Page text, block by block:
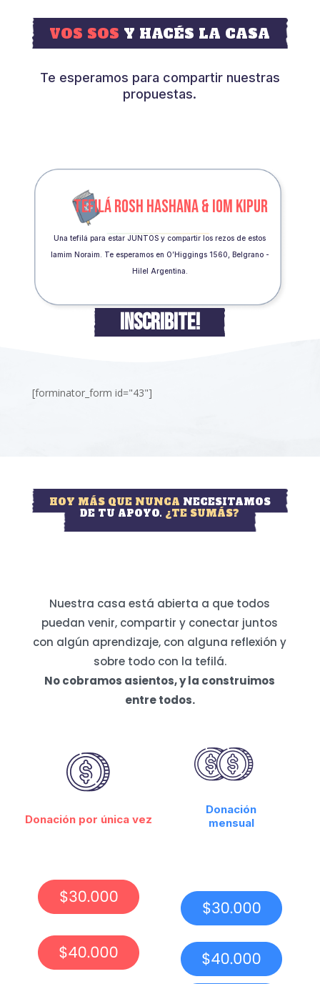
VOS SOS Y HACÉS LA CASA
Te esperamos para compartir nuestras
propuestas.
TEFILÁ ROSH HASHANA & IOM KIPUR
Una tefilá para estar JUNTOS y compartir los rezos de estos
Iamim Noraim. Te esperamos en O’Higgings 1560, Belgrano -
Hilel Argentina.
INSCRIBITE!
[forminator_form id="43"]
HOY MÁS QUE NUNCA NECESITAMOS
DE TU APOYO. ¿TE SUMÁS?
Nuestra casa está abierta a que todos
puedan venir, compartir y conectar juntos
con algún aprendizaje, con alguna reflexión y
sobre todo con la tefilá.
No cobramos asientos, y la construimos
entre todos.
Donación por única vez
Donación
mensual